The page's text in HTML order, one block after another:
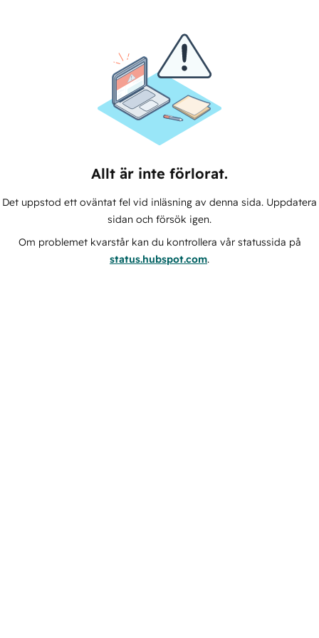
Allt är inte förlorat.
Det uppstod ett oväntat fel vid inläsning av denna sida. Uppdatera
sidan och försök igen.
Om problemet kvarstår kan du kontrollera vår statussida på
status.hubspot.com.